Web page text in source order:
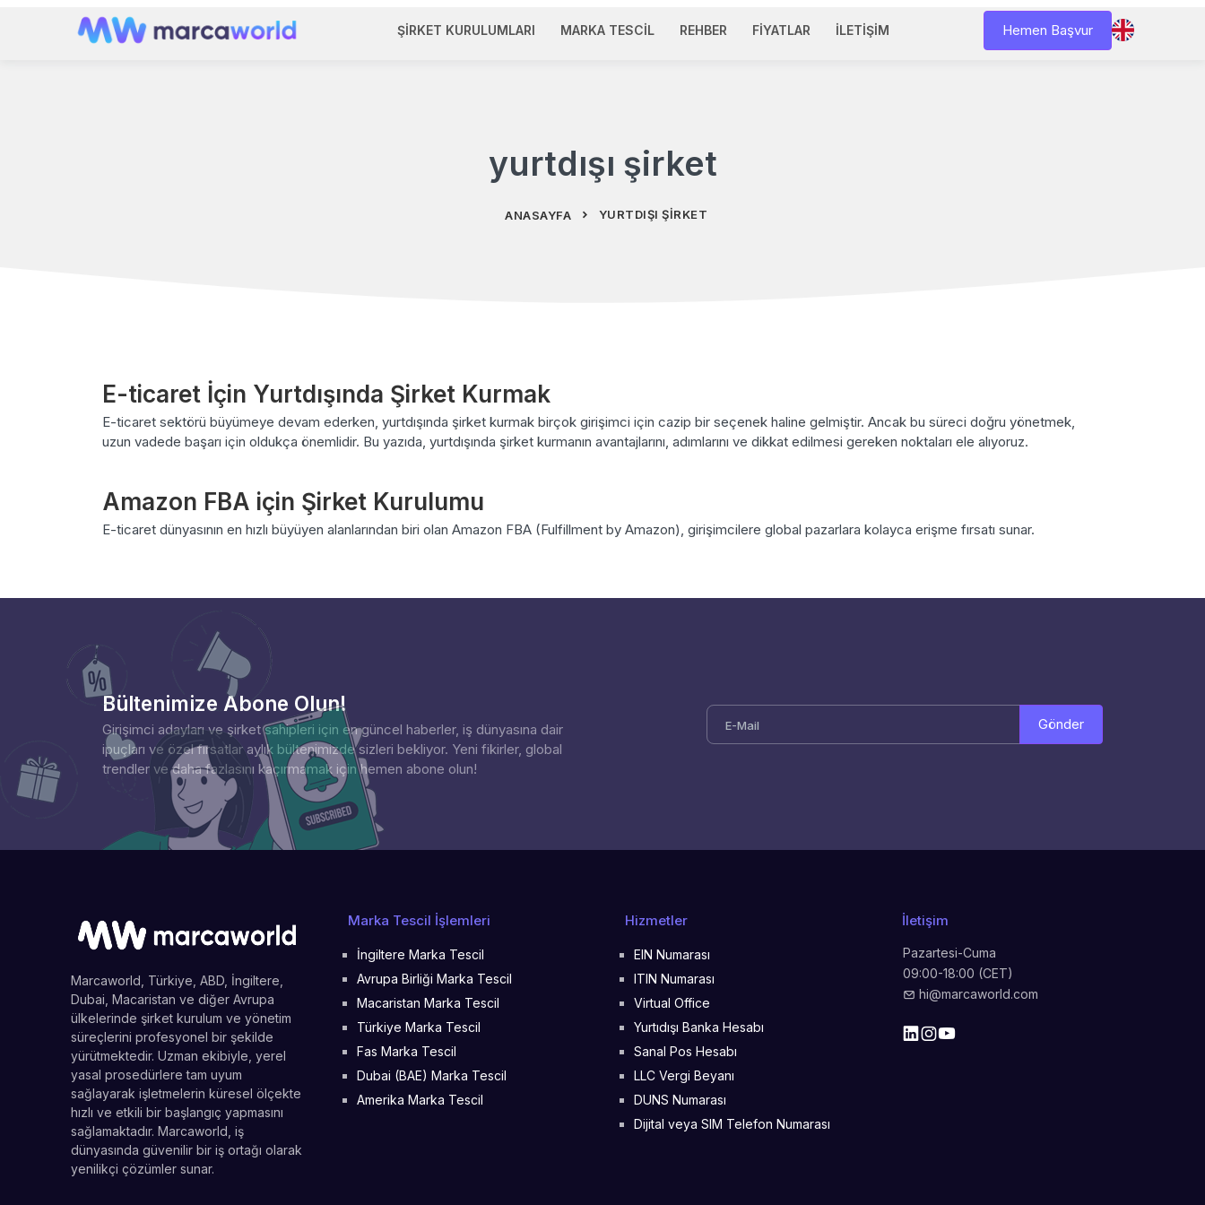
ŞIRKET KURULUMLARI MARKA TESCIL REHBER FIYATLAR İLETIŞIM Hemen Başvur
yurtdışı şirket
ANASAYFA YURTDIŞI ŞIRKET
E-ticaret İçin Yurtdışında Şirket Kurmak
E-ticaret sektörü büyümeye devam ederken, yurtdışında şirket kurmak birçok girişimci için cazip bir seçenek haline gelmiştir. Ancak bu süreci doğru yönetmek,
uzun vadede başarı için oldukça önemlidir. Bu yazıda, yurtdışında şirket kurmanın avantajlarını, adımlarını ve dikkat edilmesi gereken noktaları ele alıyoruz.
Amazon FBA için Şirket Kurulumu
E-ticaret dünyasının en hızlı büyüyen alanlarından biri olan Amazon FBA (Fulfillment by Amazon), girişimcilere global pazarlara kolayca erişme fırsatı sunar.
Bültenimize Abone Olun!
Girişimci adayları ve şirket sahipleri için en güncel haberler, iş dünyasına dair
ipuçları ve özel fırsatlar aylık bültenimizde sizleri bekliyor. Yeni fikirler, global
trendler ve daha fazlasını kaçırmamak için hemen abone olun!
Gönder
Marcaworld, Türkiye, ABD, İngiltere,
Dubai, Macaristan ve diğer Avrupa
ülkelerinde şirket kurulum ve yönetim
süreçlerini profesyonel bir şekilde
yürütmektedir. Uzman ekibiyle, yerel
yasal prosedürlere tam uyum
sağlayarak işletmelerin küresel ölçekte
hızlı ve etkili bir başlangıç yapmasını
sağlamaktadır. Marcaworld, iş
dünyasında güvenilir bir iş ortağı olarak
yenilikçi çözümler sunar.
Marka Tescil İşlemleri
İngiltere Marka Tescil
Avrupa Birliği Marka Tescil
Macaristan Marka Tescil
Türkiye Marka Tescil
Fas Marka Tescil
Dubai (BAE) Marka Tescil
Amerika Marka Tescil
Hizmetler
EIN Numarası
ITIN Numarası
Virtual Office
Yurtıdışı Banka Hesabı
Sanal Pos Hesabı
LLC Vergi Beyanı
DUNS Numarası
Dijital veya SIM Telefon Numarası
İletişim
Pazartesi-Cuma
09:00-18:00 (CET)
hi@marcaworld.com